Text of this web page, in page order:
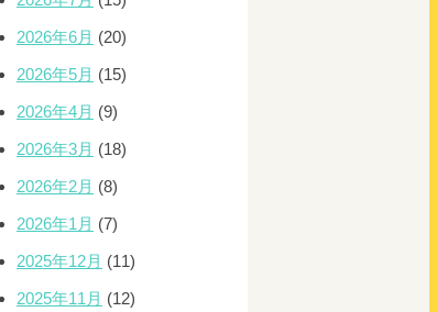
2026年6月 (20)
2026年5月 (15)
2026年4月 (9)
2026年3月 (18)
2026年2月 (8)
2026年1月 (7)
2025年12月 (11)
2025年11月 (12)